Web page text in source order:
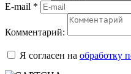
E-mail *
Комментарий:
Я согласен на обработку